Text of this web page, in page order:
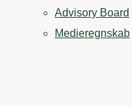
Advisory Board
Medieregnskab